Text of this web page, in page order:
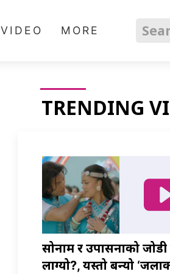
VIDEO MORE
TRENDING
सोनाम र उपासनाको
लाग्यो?, यस्तो बन्यो